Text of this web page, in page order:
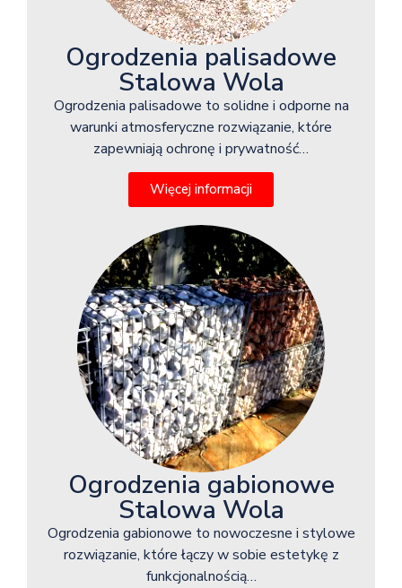
Ogrodzenia palisadowe
Stalowa Wola
Ogrodzenia palisadowe to solidne i odporne na
warunki atmosferyczne rozwiązanie, które
zapewniają ochronę i prywatność…
Więcej informacji
Ogrodzenia gabionowe
Stalowa Wola
Ogrodzenia gabionowe to nowoczesne i stylowe
rozwiązanie, które łączy w sobie estetykę z
funkcjonalnością…